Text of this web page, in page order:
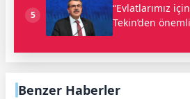
5
“Evlatlarımız
Tekin’den
Benzer Haberler